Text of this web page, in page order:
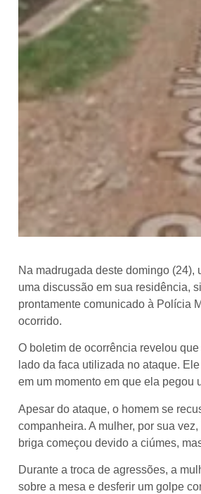
Na madrugada deste domingo
uma discussão em sua residência,
prontamente comunicado à Polícia
ocorrido.
O boletim de ocorrência revelou
lado da faca utilizada no ataque.
em um momento em que ela pegou
Apesar do ataque, o homem se
companheira. A mulher, por sua
briga começou devido a ciúmes,
Durante a troca de agressões, a
sobre a mesa e desferir um golpe